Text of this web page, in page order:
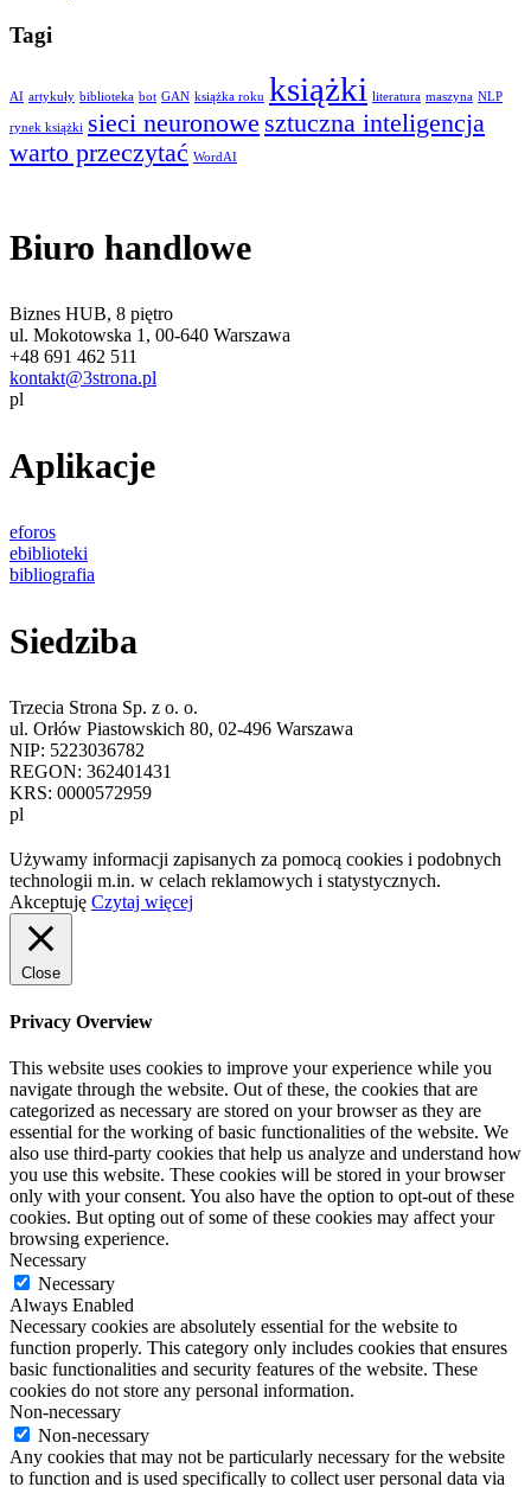
Tagi
AI artykuły biblioteka bot GAN książka roku książki literatura maszyna NLP
rynek książki sieci neuronowe sztuczna inteligencja
warto przeczytać WordAI
Biuro handlowe
Biznes HUB, 8 piętro
ul. Mokotowska 1, 00-640 Warszawa
+48 691 462 511
kontakt@3strona.pl
pl
Aplikacje
eforos
ebiblioteki
bibliografia
Siedziba
Trzecia Strona Sp. z o. o.
ul. Orłów Piastowskich 80, 02-496 Warszawa
NIP: 5223036782
REGON: 362401431
KRS: 0000572959
pl
Używamy informacji zapisanych za pomocą cookies i podobnych
technologii m.in. w celach reklamowych i statystycznych.
Akceptuję Czytaj więcej
Close
Privacy Overview
This website uses cookies to improve your experience while you
navigate through the website. Out of these, the cookies that are
categorized as necessary are stored on your browser as they are
essential for the working of basic functionalities of the website. We
also use third-party cookies that help us analyze and understand how
you use this website. These cookies will be stored in your browser
only with your consent. You also have the option to opt-out of these
cookies. But opting out of some of these cookies may affect your
browsing experience.
Necessary
Necessary
Always Enabled
Necessary cookies are absolutely essential for the website to
function properly. This category only includes cookies that ensures
basic functionalities and security features of the website. These
cookies do not store any personal information.
Non-necessary
Non-necessary
Any cookies that may not be particularly necessary for the website
to function and is used specifically to collect user personal data via